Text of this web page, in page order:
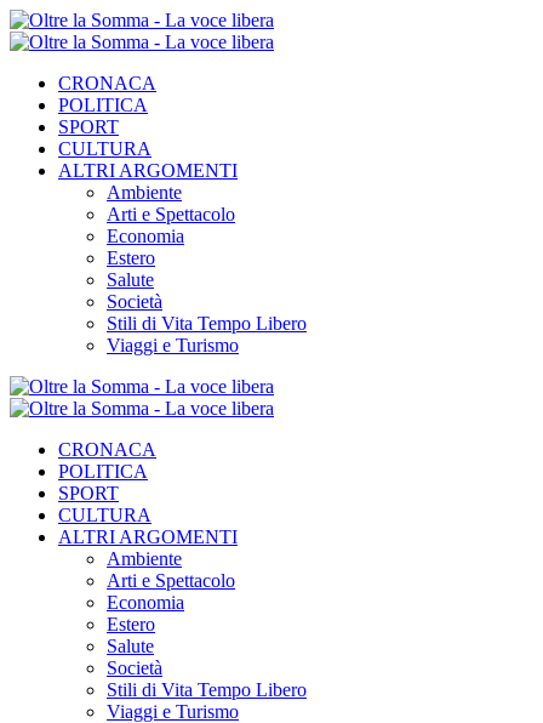
CRONACA
POLITICA
SPORT
CULTURA
ALTRI ARGOMENTI
Ambiente
Arti e Spettacolo
Economia
Estero
Salute
Società
Stili di Vita Tempo Libero
Viaggi e Turismo
CRONACA
POLITICA
SPORT
CULTURA
ALTRI ARGOMENTI
Ambiente
Arti e Spettacolo
Economia
Estero
Salute
Società
Stili di Vita Tempo Libero
Viaggi e Turismo